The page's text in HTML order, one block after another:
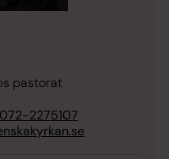
pastorat
072-2275107